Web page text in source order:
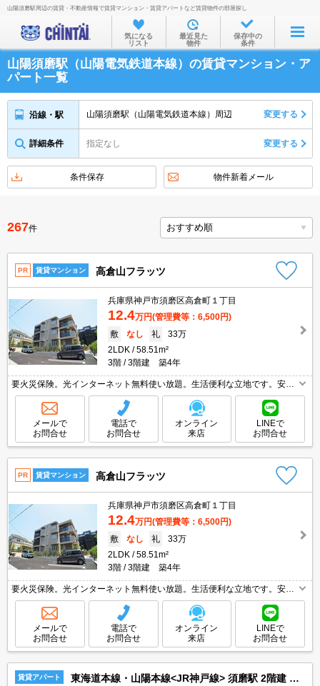
お部屋を探す
沿線・駅から
住所から
家賃相場から
不動産会社から
山陽須磨駅周辺の賃貸・不動産情報で賃貸マンション・賃貸アパートなど賃貸物件の部屋探し
気になる
リスト
最近見た
物件
保存中の
条件
山陽須磨駅（山陽電気鉄道本線）の賃貸マンション・ア
パート一覧
沿線・駅 山陽須磨駅（山陽電気鉄道本線）周辺 変更する
詳細条件 指定なし 変更する
条件保存 物件新着メール
267件
PR 賃貸マンション 高倉山フラッツ
兵庫県神戸市須磨区高倉町１丁目
12.4万円(管理費等：6,500円)
敷
なし 礼
33万
2LDK
58.51m²
3階
3階建 築4年
要火災保険。光インターネット無料使い放題。生活便利な立地です。安心
のセキュリティシステム。
メールで
お問合せ
電話で
お問合せ
オンライン
来店
LINEで
お問合せ
PR 賃貸マンション 高倉山フラッツ
兵庫県神戸市須磨区高倉町１丁目
12.4万円(管理費等：6,500円)
敷
なし 礼
33万
2LDK
58.51m²
3階
3階建 築4年
要火災保険。光インターネット無料使い放題。生活便利な立地です。安心
のセキュリティシステム。
メールで
お問合せ
電話で
お問合せ
オンライン
来店
LINEで
お問合せ
賃貸アパート 東海道本線・山陽本線<JR神戸線> 須磨駅 2階建 築29年